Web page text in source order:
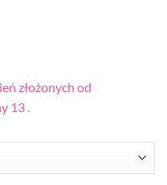
złożonych od
13 .